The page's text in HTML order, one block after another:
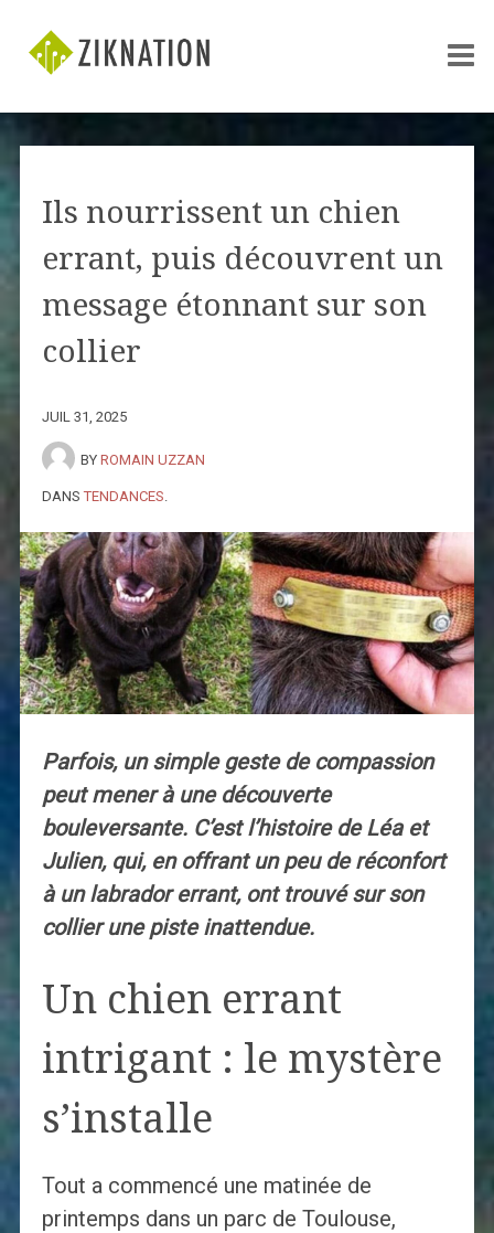
Ils nourrissent un chien
errant, puis découvrent un
message étonnant sur son
collier
JUIL 31, 2025
BY ROMAIN UZZAN
DANS TENDANCES
Parfois, un simple geste de compassion
peut mener à une découverte
bouleversante. C’est l’histoire de Léa et
Julien, qui, en offrant un peu de réconfort
à un labrador errant, ont trouvé sur son
collier une piste inattendue.
Un chien errant
intrigant : le mystère
s’installe
Tout a commencé une matinée de
printemps dans un parc de Toulouse,